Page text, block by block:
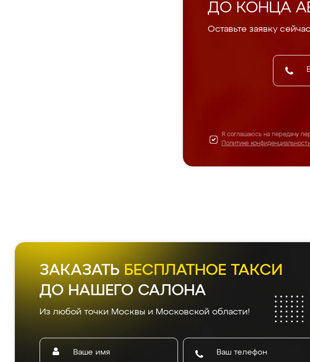
ДО КОНЦА
Оставьте заявку
Я соглашаюсь на передачу
Политике
ЗАКАЗАТЬ БЕСПЛАТНОЕ ТАКСИ
ДО НАШЕГО САЛОНА
Из любой точки Москвы и Московской области!